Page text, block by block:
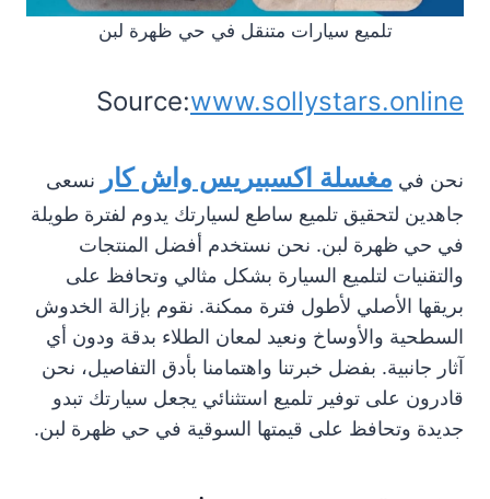
تلميع سيارات متنقل في حي ظهرة لبن
Source:www.sollystars.online
نحن في مغسلة اكسبيريس واش كار
نسعى
جاهدين لتحقيق تلميع ساطع لسيارتك يدوم لفترة طويلة
في حي ظهرة لبن. نحن نستخدم أفضل المنتجات
والتقنيات لتلميع السيارة بشكل مثالي وتحافظ على
بريقها الأصلي لأطول فترة ممكنة. نقوم بإزالة الخدوش
السطحية والأوساخ ونعيد لمعان الطلاء بدقة ودون أي
آثار جانبية. بفضل خبرتنا واهتمامنا بأدق التفاصيل، نحن
قادرون على توفير تلميع استثنائي يجعل سيارتك تبدو
جديدة وتحافظ على قيمتها السوقية في حي ظهرة لبن.